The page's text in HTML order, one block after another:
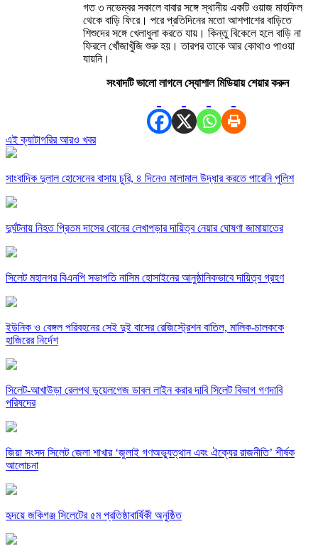
গত ৩ নভেম্বর সকালে বাবার সঙ্গে স্থানীয় একটি ওয়াজ মাহফিল
থেকে বাড়ি ফিরে। পরে প্রতিদিনের মতো আশপাশের বাড়িতে
শিশুদের সঙ্গে খেলাধুলা করতে যায়। কিন্তু বিকেলে হলে বাড়ি না
ফিরলে খোঁজাখুঁজি শুরু হয়। তারপর তাকে আর কোথাও পাওয়া
যায়নি।
সংবাদটি ভালো লাগলে স্যোশাল মিডিয়ায় শেয়ার করুন
এই ক্যাটাগরির আরও খবর
সাংবাদিক দুলাল হোসেনের বাসায় চুরি, ৪ দিনেও মালামাল উদ্ধার করতে পারেনি পুলিশ
দুর্ঘটনায় নিহত প্রিতম দাসের বোনের লেখাপড়ার দায়িত্ব নেয়ার ঘোষণা জামায়াতের
সিলেট মহানগর বিএনপি সভাপতি নাসিম হোসাইনের আনুষ্ঠানিকভাবে দায়িত্ব গ্রহণ
ইউনিক ও বেঙ্গল পরিবহনের সেই দুই বাসের রেজিস্ট্রেশন বাতিল, মালিক-চালককে
হাজিরের নির্দেশ
সিলেট-আখাউড়া রেলপথ ডুয়েলগেজ ডাবল লাইন করার দাবি সিলেট বিভাগ গণদাবি
পরিষদের
জিয়া সংসদ সিলেট জেলা শাখার ‘জুলাই গণঅভ্যুত্থান এবং ঐক্যের রাজনীতি’ শীর্ষক
আলোচনা
হৃদয়ে জকিগঞ্জ সিলেটের ৫ম প্রতিষ্ঠাবার্ষিকী অনুষ্ঠিত